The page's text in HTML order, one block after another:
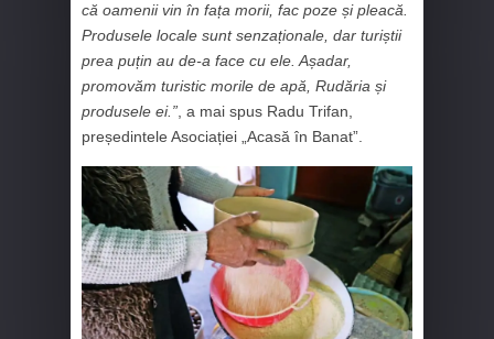
că oamenii vin în fața morii, fac poze și pleacă.
Produsele locale sunt senzaționale, dar turiștii
prea puțin au de-a face cu ele. Așadar,
promovăm turistic morile de apă, Rudăria și
produsele ei.”, a mai spus Radu Trifan,
președintele Asociației „Acasă în Banat”.